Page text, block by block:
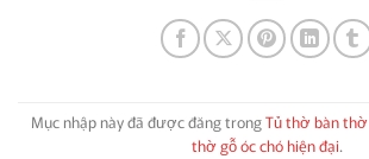
Mục nhập này đã được đăng trongTủ thờ bàn thờ
thờ gỗ óc chó hiện đại.